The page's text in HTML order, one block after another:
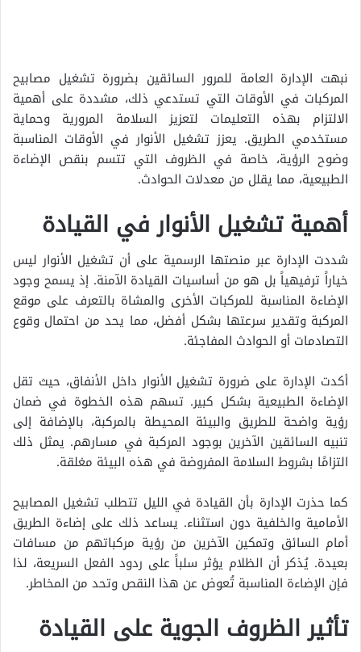
نبهت الإدارة العامة للمرور السائقين بضرورة تشغيل مصابيح
المركبات في الأوقات التي تستدعي ذلك، مشددة على أهمية
الالتزام بهذه التعليمات لتعزيز السلامة المرورية وحماية
مستخدمي الطريق. يعزز تشغيل الأنوار في الأوقات المناسبة
وضوح الرؤية، خاصة في الظروف التي تتسم بنقص الإضاءة
الطبيعية، مما يقلل من معدلات الحوادث.
أهمية تشغيل الأنوار في القيادة
شددت الإدارة عبر منصتها الرسمية على أن تشغيل الأنوار ليس
خياراً ترفيهياً بل هو من أساسيات القيادة الآمنة. إذ يسمح وجود
الإضاءة المناسبة للمركبات الأخرى والمشاة بالتعرف على موقع
المركبة وتقدير سرعتها بشكل أفضل، مما يحد من احتمال وقوع
التصادمات أو الحوادث المفاجئة.
أكدت الإدارة على ضرورة تشغيل الأنوار داخل الأنفاق، حيث تقل
الإضاءة الطبيعية بشكل كبير. تسهم هذه الخطوة في ضمان
رؤية واضحة للطريق والبيئة المحيطة بالمركبة، بالإضافة إلى
تنبيه السائقين الآخرين بوجود المركبة في مسارهم. يمثل ذلك
التزامًا بشروط السلامة المفروضة في هذه البيئة مغلقة.
كما حذرت الإدارة بأن القيادة في الليل تتطلب تشغيل المصابيح
الأمامية والخلفية دون استثناء. يساعد ذلك على إضاءة الطريق
أمام السائق وتمكين الآخرين من رؤية مركباتهم من مسافات
بعيدة. يُذكر أن الظلام يؤثر سلباً على ردود الفعل السريعة، لذا
فإن الإضاءة المناسبة تُعوض عن هذا النقص وتحد من المخاطر.
تأثير الظروف الجوية على القيادة